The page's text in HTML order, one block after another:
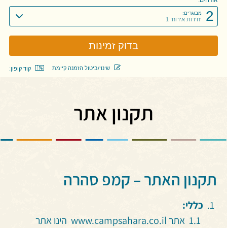
2 מבוגרים:
יחידות אירוח: 1
קוד קופון: שינוי/ביטול הזמנה קיימת
תקנון אתר
תקנון האתר – קמפ סהרה
כללי:
אתר www.campsahara.co.il הינו אתר